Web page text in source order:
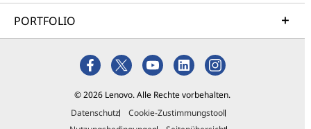
PORTFOLIO
© 2026 Lenovo. Alle Rechte vorbehalten.
Datenschutz
Cookie-Zustimmungstool